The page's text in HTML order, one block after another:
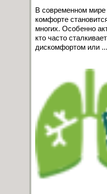
В современном мире
комфорте
многих. Особенно
кто часто
дискомфортом или ...